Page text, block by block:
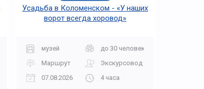
Усадьба в Коломенском - «У наших
ворот всегда хоровод»
музей
до 30 человек
Маршрут
Экскурсовод
07.08.2026
4 часа